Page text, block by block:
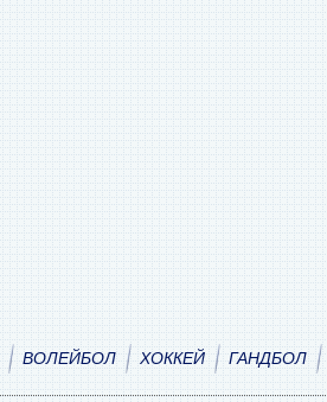
ВОЛЕЙБОЛ ХОККЕЙ ГАНДБОЛ